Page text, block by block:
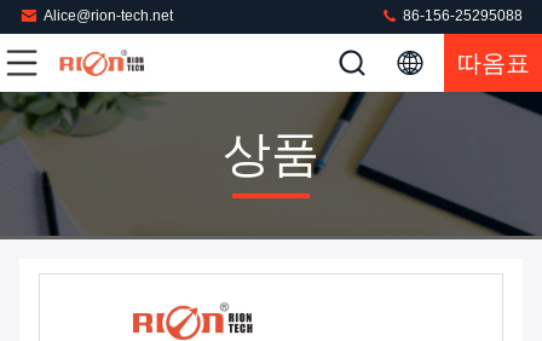
Alice@rion-tech.net 86-156-25295088
따옴표
상품